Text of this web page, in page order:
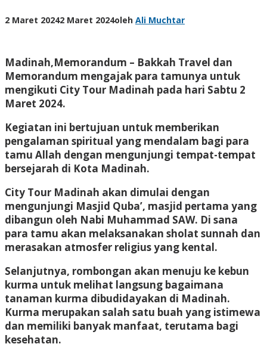
2 Maret 20242 Maret 2024oleh Ali Muchtar
Madinah,Memorandum – Bakkah Travel dan
Memorandum mengajak para tamunya untuk
mengikuti City Tour Madinah pada hari Sabtu 2
Maret 2024.
Kegiatan ini bertujuan untuk memberikan
pengalaman spiritual yang mendalam bagi para
tamu Allah dengan mengunjungi tempat-tempat
bersejarah di Kota Madinah.
City Tour Madinah akan dimulai dengan
mengunjungi Masjid Quba’, masjid pertama yang
dibangun oleh Nabi Muhammad SAW. Di sana
para tamu akan melaksanakan sholat sunnah dan
merasakan atmosfer religius yang kental.
Selanjutnya, rombongan akan menuju ke kebun
kurma untuk melihat langsung bagaimana
tanaman kurma dibudidayakan di Madinah.
Kurma merupakan salah satu buah yang istimewa
dan memiliki banyak manfaat, terutama bagi
kesehatan.